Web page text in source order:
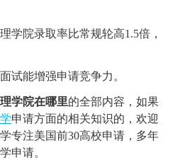
院录取率比常规轮高1.5倍，
能增强申请竞争力。
学院在哪里的全部内容，如果
申请方面的相关知识的，欢迎
学专注美国前30高校申请，多年
申请。